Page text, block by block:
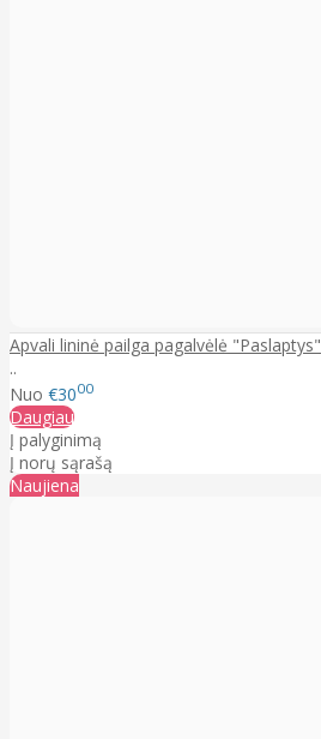
Apvali lininė pailga pagalvėlė "Paslaptys"
..
Nuo €3000
Daugiau
Į palyginimą
Į norų sąrašą
Naujiena